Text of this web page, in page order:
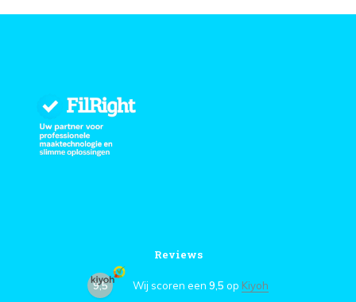
Reviews
9,5 Wij scoren een 9,5 op Kiyoh